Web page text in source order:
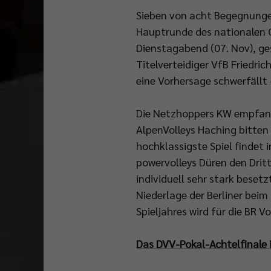
Sieben von acht
Hauptrunde des nationalen
Dienstagabend (07. Nov),
Titelverteidiger VfB
eine Vorhersage schwerfällt
Die Netzhoppers KW
AlpenVolleys Haching
hochklassigste Spiel findet
powervolleys Düren den
individuell sehr stark
Niederlage der Berliner
Spieljahres wird für die BR
Das DVV-Pokal-Achtelfinale
Düsseldorf
Berliner
aufgrund
Visums